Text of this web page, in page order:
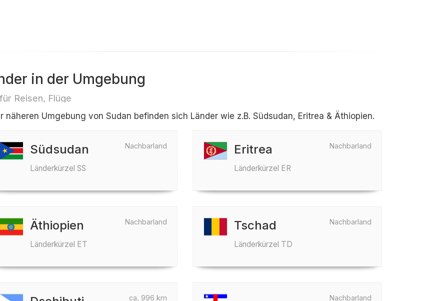
in der Umgebung
Reisen, Flüge
näheren Umgebung von Sudan befinden sich Länder wie z.B. Südsudan, Eritrea & Äthiopien.
Nachbarland
Südsudan
Länderkürzel SS
Nachbarland
Eritrea
Länderkürzel ER
Nachbarland
Äthiopien
Länderkürzel ET
Nachbarland
Tschad
Länderkürzel TD
ca. 996 km Nachbarland